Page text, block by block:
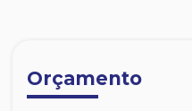
Orçamento